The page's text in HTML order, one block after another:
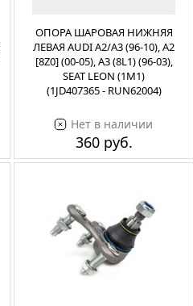
ОПОРА ШАРОВАЯ НИЖНЯЯ
ЛЕВАЯ AUDI A2/A3 (96-10), A2
[8Z0] (00-05), A3 (8L1) (96-03),
SEAT LEON (1M1)
(1JD407365 - RUN62004)
Нет в наличии
360 руб.